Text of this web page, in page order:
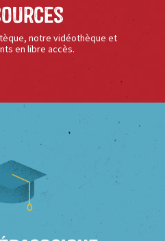
notre vidéothèque et
en libre accès.